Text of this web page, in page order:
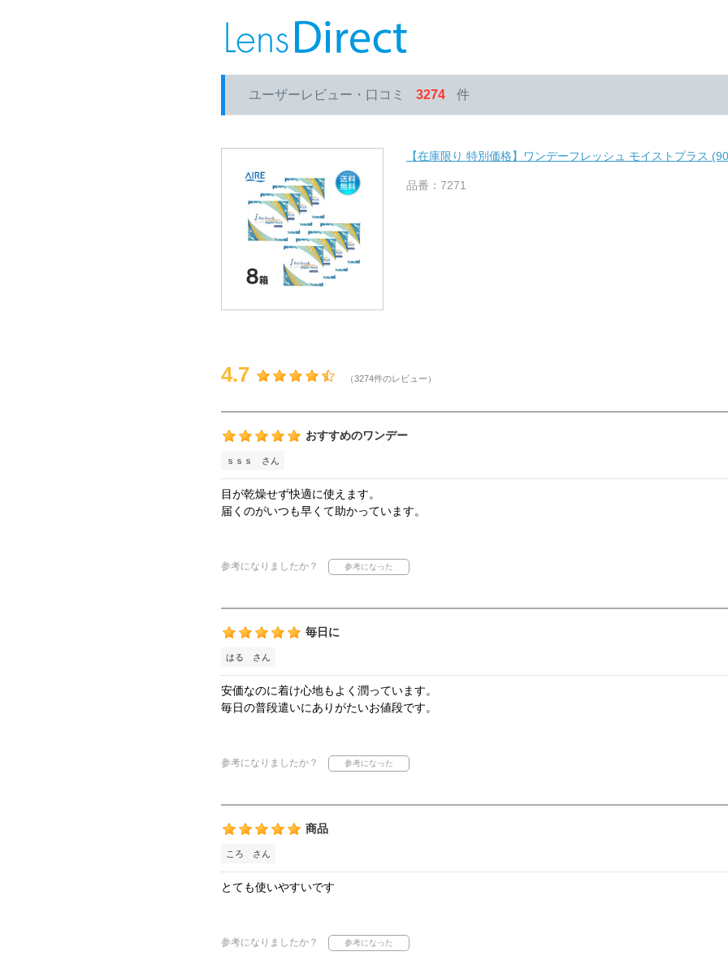
ユーザーレビュー・口コミ 3274 件
【在庫限り 特別価格】ワンデーフレッシュ モイストプラス
品番：7271
4.7 （3274件のレビュー）
おすすめのワンデー
ｓｓｓ さん
目が乾燥せず快適に使えます。
届くのがいつも早くて助かっています。
参考になりましたか？
毎日に
はる さん
安価なのに着け心地もよく潤っています。
毎日の普段遣いにありがたいお値段です。
参考になりましたか？
商品
ころ さん
とても使いやすいです
参考になりましたか？